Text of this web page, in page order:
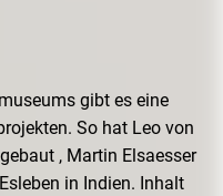
gibt es eine
So hat Leo von
, Martin Elsaesser
in Indien. Inhalt